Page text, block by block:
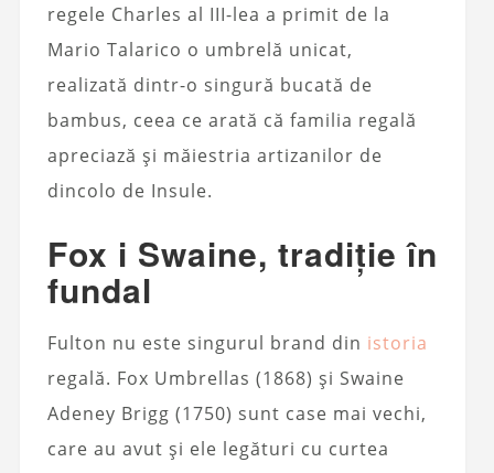
regele Charles al III-lea a primit de la
Mario Talarico o umbrelă unicat,
realizată dintr-o singură bucată de
bambus, ceea ce arată că familia regală
apreciază și măiestria artizanilor de
dincolo de Insule.
Fox i Swaine, tradiție în
fundal
Fulton nu este singurul brand din istoria
regală. Fox Umbrellas (1868) și Swaine
Adeney Brigg (1750) sunt case mai vechi,
care au avut și ele legături cu curtea